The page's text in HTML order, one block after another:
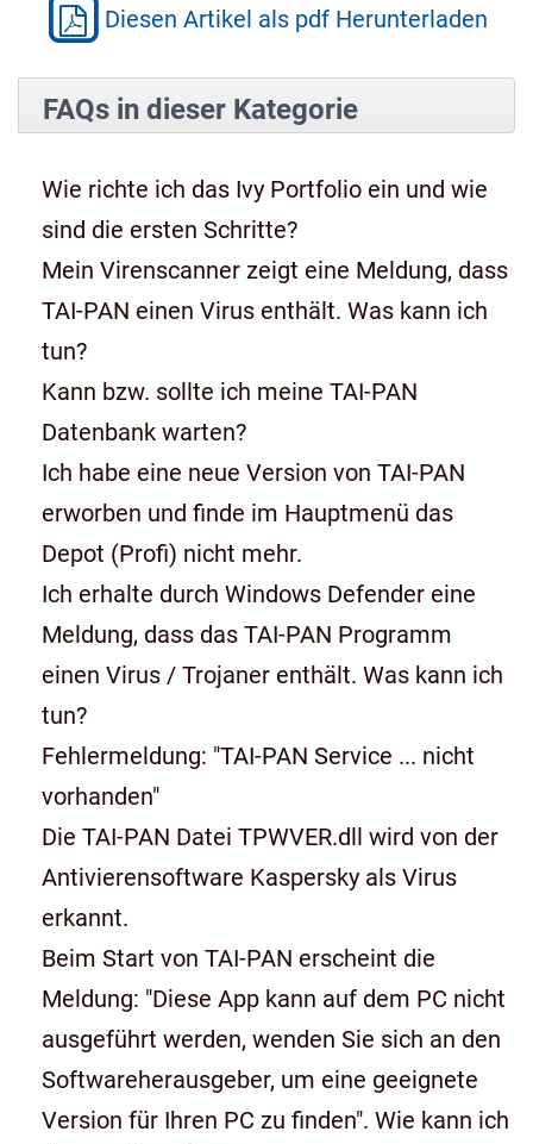
Diesen Artikel als pdf Herunterladen
FAQs in dieser Kategorie
Wie richte ich das Ivy Portfolio ein und wie
sind die ersten Schritte?
Mein Virenscanner zeigt eine Meldung, dass
TAI-PAN einen Virus enthält. Was kann ich
tun?
Kann bzw. sollte ich meine TAI-PAN
Datenbank warten?
Ich habe eine neue Version von TAI-PAN
erworben und finde im Hauptmenü das
Depot (Profi) nicht mehr.
Ich erhalte durch Windows Defender eine
Meldung, dass das TAI-PAN Programm
einen Virus / Trojaner enthält. Was kann ich
tun?
Fehlermeldung: "TAI-PAN Service ... nicht
vorhanden"
Die TAI-PAN Datei TPWVER.dll wird von der
Antivierensoftware Kaspersky als Virus
erkannt.
Beim Start von TAI-PAN erscheint die
Meldung: "Diese App kann auf dem PC nicht
ausgeführt werden, wenden Sie sich an den
Softwareherausgeber, um eine geeignete
Version für Ihren PC zu finden". Wie kann ich